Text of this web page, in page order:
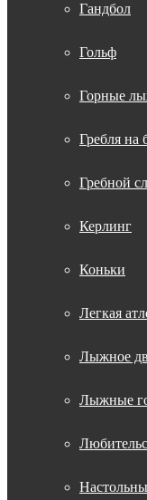
Гандбол
Гольф
Горные
Гребля на
Гребной
Керлинг
Коньки
Легкая
Лыжное
Лыжные